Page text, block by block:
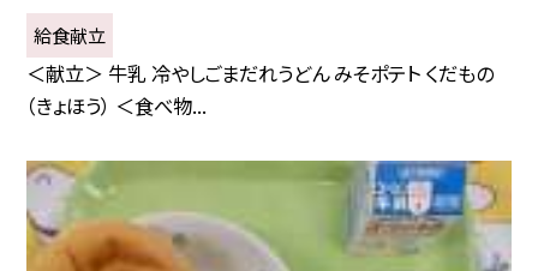
給食献立
＜献立＞ 牛乳 冷やしごまだれうどん みそポテト くだもの
（きょほう） ＜食べ物...